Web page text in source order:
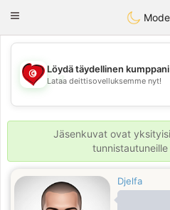
Toggle
Mode
💖
💕
Löydä täydellinen kumppani
Lataa deittisovelluksemme nyt!
Jäsenkuvat ovat
Djelfa